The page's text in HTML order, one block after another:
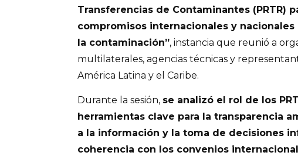
Transferencias de Contaminantes (PRTR)
compromisos internacionales y
la contaminación”, instancia que reunió a
multilaterales, agencias técnicas y
América Latina y el Caribe.
Durante la sesión, se analizó el rol de los
herramientas clave para la transparencia
a la información y la toma de decisiones
coherencia con los convenios